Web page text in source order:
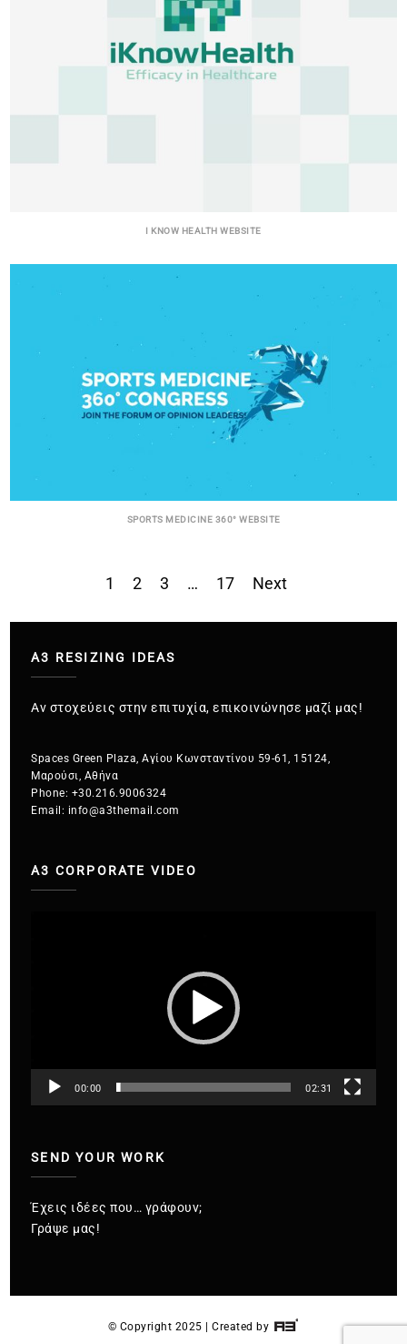
I KNOW HEALTH WEBSITE
SPORTS MEDICINE 360° WEBSITE
Σελιδοποίηση
άρθρων
1 2 3 … 17 Next
A3 RESIZING IDEAS
Αν στοχεύεις στην επιτυχία, επικοινώνησε μαζί μας!
Spaces Green Plaza, Αγίου Κωνσταντίνου 59-61, 15124,
Μαρούσι, Αθήνα
Phone: +30.216.9006324
Email: info@a3themail.com
A3 CORPORATE VIDEO
00:00 02:31
SEND YOUR WORK
Έχεις ιδέες που… γράφουν;
Γράψε μας!
© Copyright 2025 | Created by